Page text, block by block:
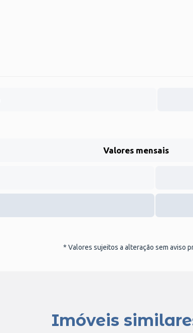
Valores mensais
* Valores sujeitos a alteração sem aviso
Imóveis